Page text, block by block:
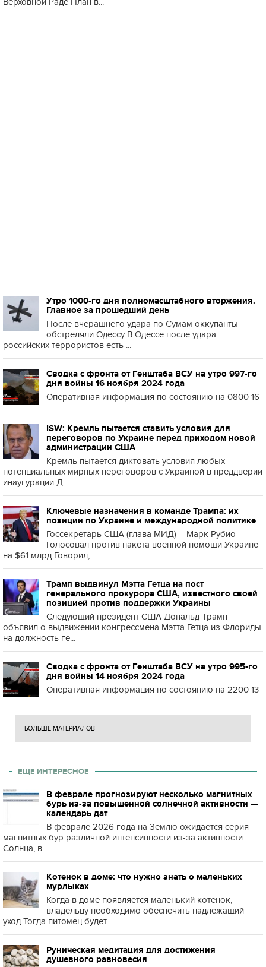
Утро 1000-го дня полномасштабного вторжения.
Главное за прошедший день
После вчерашнего удара по Сумам оккупанты
обстреляли Одессу В Одессе после удара
российских террористов есть ...
Сводка с фронта от Генштаба ВСУ на утро 997-го
дня войны 16 ноября 2024 года
Оперативная информация по состоянию на 0800 16
ISW: Кремль пытается ставить условия для
переговоров по Украине перед приходом новой
администрации США
Кремль пытается диктовать условия любых
потенциальных мирных переговоров с Украиной в преддверии
инаугурации Д...
Ключевые назначения в команде Трампа: их
позиции по Украине и международной политике
Госсекретарь США (глава МИД) – Марк Рубио
Голосовал против пакета военной помощи Украине
на $61 млрд Говорил,...
Трамп выдвинул Мэтта Гетца на пост
генерального прокурора США, известного своей
позицией против поддержки Украины
Следующий президент США Дональд Трамп
объявил о выдвижении конгрессмена Мэтта Гетца из Флориды
на должность ге...
Сводка с фронта от Генштаба ВСУ на утро 995-го
дня войны 14 ноября 2024 года
Оперативная информация по состоянию на 2200 13
БОЛЬШЕ МАТЕРИАЛОВ
ЕЩЕ ИНТЕРЕСНОЕ
В феврале прогнозируют несколько магнитных
бурь из-за повышенной солнечной активности —
календарь дат
В феврале 2026 года на Землю ожидается серия
магнитных бур различной интенсивности из-за активности
Солнца, в ...
Котенок в доме: что нужно знать о маленьких
мурлыках
Когда в доме появляется маленький котенок,
владельцу необходимо обеспечить надлежащий
уход Тогда питомец будет...
Руническая медитация для достижения
душевного равновесия